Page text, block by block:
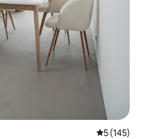
Átlagos
5 (145)